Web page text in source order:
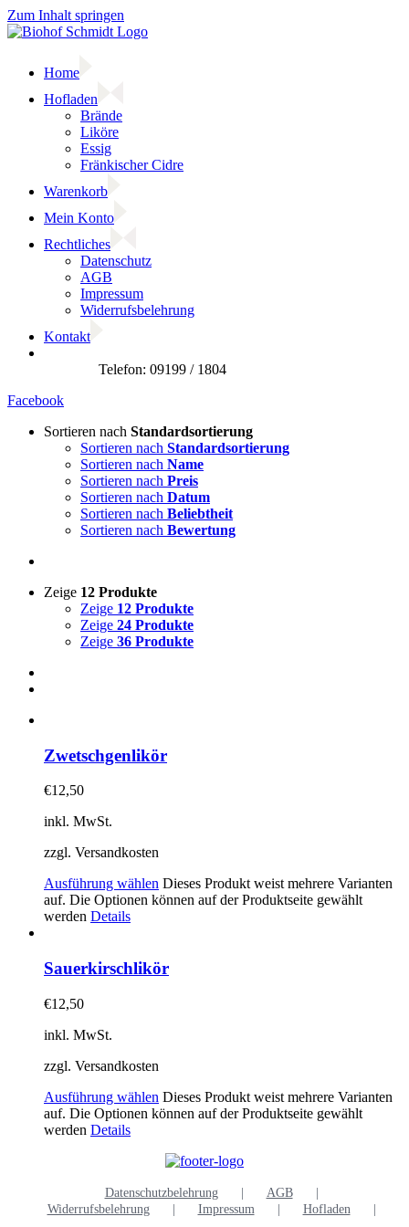
Zum Inhalt springen
Home
Hofladen
Brände
Liköre
Essig
Fränkischer Cidre
Warenkorb
Mein Konto
Rechtliches
Datenschutz
AGB
Impressum
Widerrufsbelehrung
Kontakt
Facebook
Sortieren nach Standardsortierung
Sortieren nach Standardsortierung
Sortieren nach Name
Sortieren nach Preis
Sortieren nach Datum
Sortieren nach Beliebtheit
Sortieren nach Bewertung
Zeige 12 Produkte
Zeige 12 Produkte
Zeige 24 Produkte
Zeige 36 Produkte
Zwetschgenlikör
€12,50
inkl. MwSt.
zzgl. Versandkosten
Ausführung wählen Dieses Produkt weist mehrere Varianten
auf. Die Optionen können auf der Produktseite gewählt
werden Details
Sauerkirschlikör
€12,50
inkl. MwSt.
zzgl. Versandkosten
Ausführung wählen Dieses Produkt weist mehrere Varianten
auf. Die Optionen können auf der Produktseite gewählt
werden Details
Datenschutzbelehrung
AGB
Widerrufsbelehrung
Impressum Hofladen